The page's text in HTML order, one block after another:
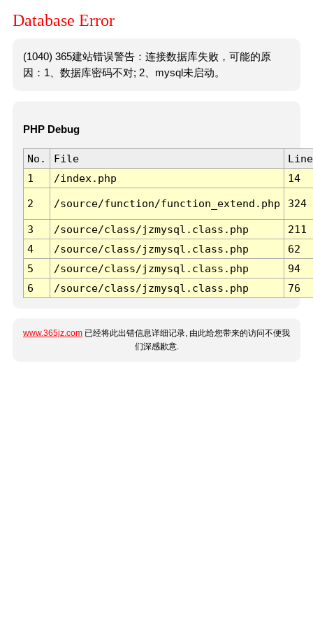
Database Error
(1040) 365建站错误警告：连接数据库失败，可能的原
因：1、数据库密码不对; 2、mysql未启动。
PHP Debug
No. File
Line
1
/index.php 14
2 /source/function/function_extend.php 324
3 /source/class/jzmysql.class.php
211
4
/source/class/jzmysql.class.php
62
5
/source/class/jzmysql.class.php
94
6
/source/class/jzmysql.class.php 76
www.365jz.com 已经将此出错信息详细记录, 由此给您带来的访问不便我
们深感歉意.